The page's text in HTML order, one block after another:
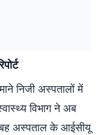
निजी अस्पतालों में
विभाग ने अब
अस्पताल के आईसीयू